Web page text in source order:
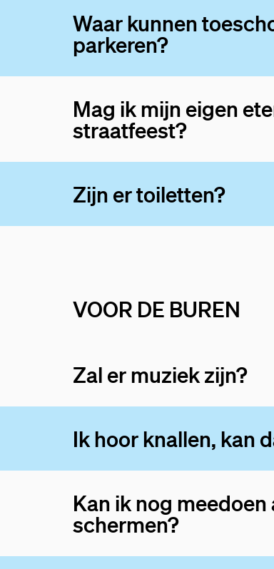
Waar kunnen
parkeren?
Mag ik mijn eigen
straatfeest?
Zijn er toiletten?
VOOR DE BUREN
Zal er muziek zijn?
Ik hoor knallen, kan
Kan ik nog
schermen?